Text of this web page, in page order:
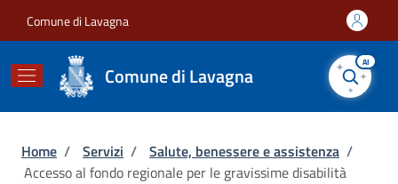
Comune di Lavagna
Comune di Lavagna
AI
Briciole di pane
Home / Servizi / Salute, benessere e assistenza /
Accesso al fondo regionale per le gravissime disabilità